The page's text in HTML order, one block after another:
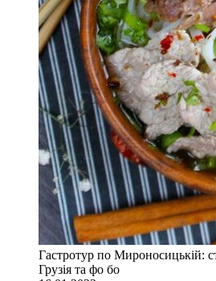
Гастротур по Мироносицькій:
Грузія та фо бо